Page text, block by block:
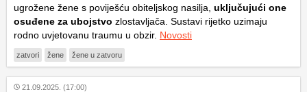
ugrožene žene s poviješću obiteljskog nasilja, uključujući one
osuđene za ubojstvo zlostavljača. Sustavi rijetko uzimaju
rodno uvjetovanu traumu u obzir. Novosti
zatvori žene žene u zatvoru
21.09.2025. (17:00)